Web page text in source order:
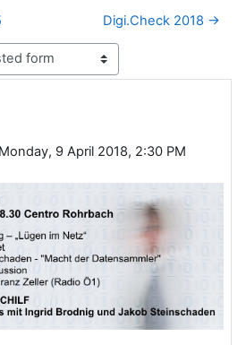
Digi.Check 2018 →
Monday, 9 April 2018, 2:30 PM